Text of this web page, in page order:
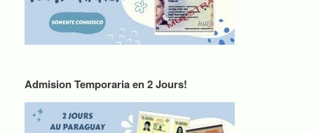
Admision Temporaria en 2 Jours!